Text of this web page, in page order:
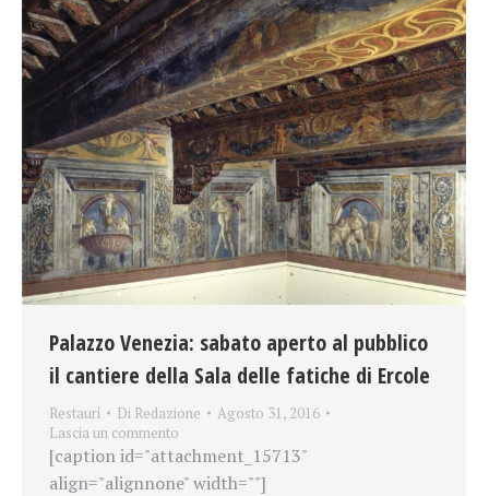
Palazzo Venezia: sabato aperto al pubblico
il cantiere della Sala delle fatiche di Ercole
Restauri Di Redazione
Agosto 31, 2016
Lascia un commento
[caption id="attachment_15713"
align="alignnone" width=""]